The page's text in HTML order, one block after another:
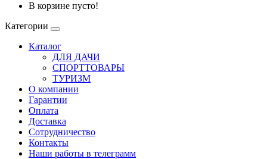
В корзине пусто!
Категории
Каталог
ДЛЯ ДАЧИ
СПОРТТОВАРЫ
ТУРИЗМ
О компании
Гарантии
Оплата
Доставка
Сотрудничество
Контакты
Наши работы в телеграмм